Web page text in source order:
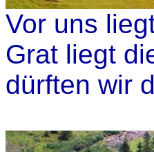
Vor uns
Grat liegt
dürften wir